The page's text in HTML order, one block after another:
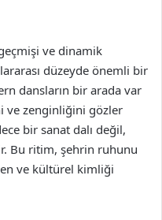
ve dinamik
düzeyde önemli bir
dansların bir arada var
ve zenginliğini gözler
bir sanat dalı değil,
Bu ritim, şehrin ruhunu
ve kültürel kimliği